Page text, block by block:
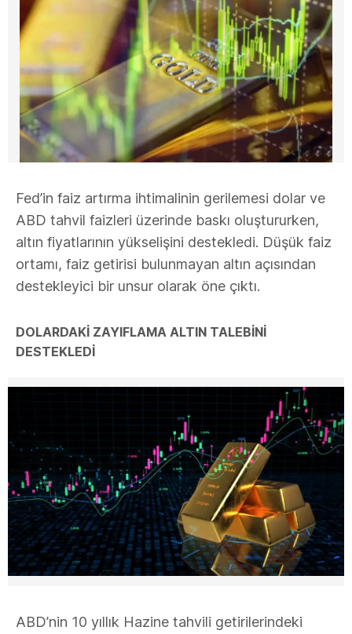
Fed’in faiz artırma ihtimalinin gerilemesi dolar ve
ABD tahvil faizleri üzerinde baskı oluştururken,
altın fiyatlarının yükselişini destekledi. Düşük faiz
ortamı, faiz getirisi bulunmayan altın açısından
destekleyici bir unsur olarak öne çıktı.
DOLARDAKİ ZAYIFLAMA ALTIN TALEBİNİ
DESTEKLEDİ
ABD’nin 10 yıllık Hazine tahvili getirilerindeki